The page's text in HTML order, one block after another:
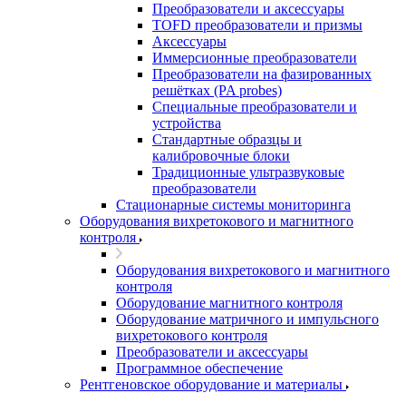
Преобразователи и аксессуары
TOFD преобразователи и призмы
Аксессуары
Иммерсионные преобразователи
Преобразователи на фазированных
решётках (PA probes)
Специальные преобразователи и
устройства
Стандартные образцы и
калибровочные блоки
Традиционные ультразвуковые
преобразователи
Стационарные системы мониторинга
Оборудования вихретокового и магнитного
контроля
Оборудования вихретокового и магнитного
контроля
Оборудование магнитного контроля
Оборудование матричного и импульсного
вихретокового контроля
Преобразователи и аксессуары
Программное обеспечение
Рентгеновское оборудование и материалы